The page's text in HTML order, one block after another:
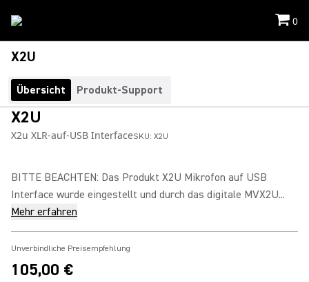
0
X2U
Übersicht Produkt-Support
X2U
X2u XLR-auf-USB InterfaceSKU: X2U
BITTE BEACHTEN: Das Produkt X2U Mikrofon auf USB
Interface wurde eingestellt und durch das digitale MVX2U...
Mehr erfahren
Unverbindliche Preisempfehlung
105,00 €